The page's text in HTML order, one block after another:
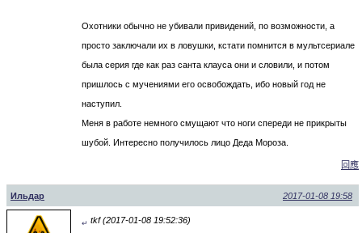
Охотники обычно не убивали привидений, по возможности, а
просто заключали их в ловушки, кстати помнится в мультсериале
была серия где как раз санта клауса они и словили, и потом
пришлось с мучениями его освобождать, ибо новый год не
наступил.
Меня в работе немного смущают что ноги спереди не прикрыты
шубой. Интересно получилось лицо Деда Мороза.
回應
Ильдар 2017-01-08 19:58
↵ tkf (2017-01-08 19:52:36)